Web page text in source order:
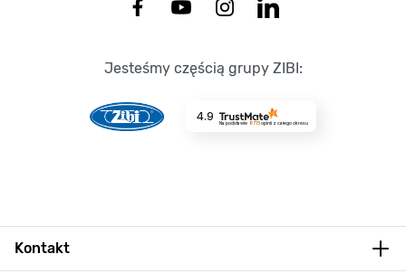
Jesteśmy częścią grupy ZIBI:
4.9
Na podstawie 8715opinii z całego okresu
Kontakt